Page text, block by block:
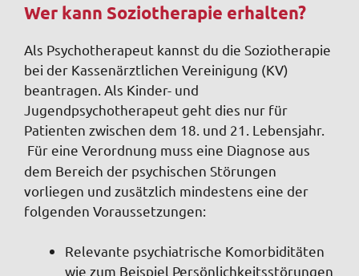
Wer kann Soziotherapie erhalten?
Als Psychotherapeut kannst du die Soziotherapie
bei der Kassenärztlichen Vereinigung (KV)
beantragen. Als Kinder- und
Jugendpsychotherapeut geht dies nur für
Patienten zwischen dem 18. und 21. Lebensjahr.
Für eine Verordnung muss eine Diagnose aus
dem Bereich der psychischen Störungen
vorliegen und zusätzlich mindestens eine der
folgenden Voraussetzungen:
Relevante psychiatrische Komorbiditäten
wie zum Beispiel Persönlichkeitsstörungen